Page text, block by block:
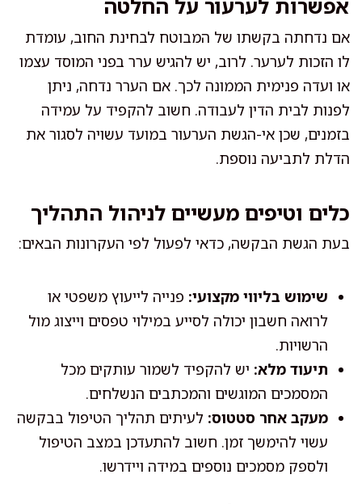
אפשרות לערעור על החלטה
אם נדחתה בקשתו של המבוטח לבחינת החוב, עומדת
לו הזכות לערער. לרוב, יש להגיש ערר בפני המוסד עצמו
או ועדה פנימית הממונה לכך. אם הערר נדחה, ניתן
לפנות לבית הדין לעבודה. חשוב להקפיד על עמידה
בזמנים, שכן אי-הגשת הערעור במועד עשויה לסגור את
הדלת לתביעה נוספת.
כלים וטיפים מעשיים לניהול התהליך
בעת הגשת הבקשה, כדאי לפעול לפי העקרונות הבאים:
שימוש בליווי מקצועי: פנייה לייעוץ משפטי או
לרואה חשבון יכולה לסייע במילוי טפסים וייצוג מול
הרשויות.
תיעוד מלא: יש להקפיד לשמור עותקים מכל
המסמכים המוגשים והמכתבים הנשלחים.
מעקב אחר סטטוס: לעיתים תהליך הטיפול בבקשה
עשוי להימשך זמן. חשוב להתעדכן במצב הטיפול
ולספק מסמכים נוספים במידה ויידרשו.